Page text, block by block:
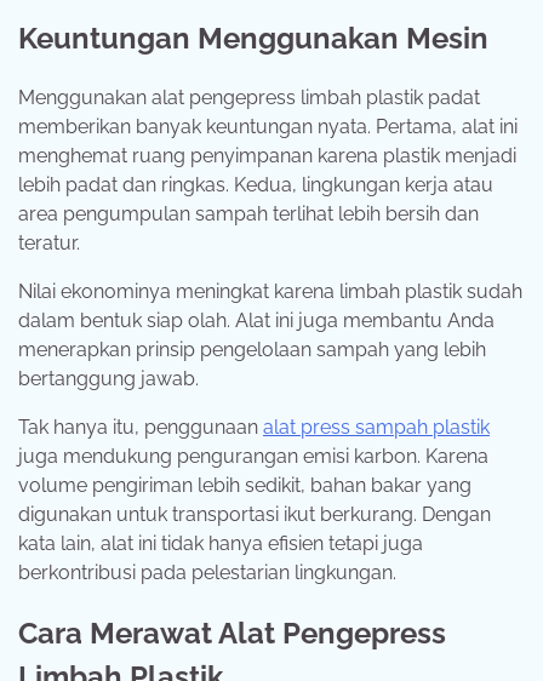
Keuntungan Menggunakan Mesin
Menggunakan alat pengepress limbah plastik padat
memberikan banyak keuntungan nyata. Pertama, alat ini
menghemat ruang penyimpanan karena plastik menjadi
lebih padat dan ringkas. Kedua, lingkungan kerja atau
area pengumpulan sampah terlihat lebih bersih dan
teratur.
Nilai ekonominya meningkat karena limbah plastik sudah
dalam bentuk siap olah. Alat ini juga membantu Anda
menerapkan prinsip pengelolaan sampah yang lebih
bertanggung jawab.
Tak hanya itu, penggunaan alat press sampah plastik
juga mendukung pengurangan emisi karbon. Karena
volume pengiriman lebih sedikit, bahan bakar yang
digunakan untuk transportasi ikut berkurang. Dengan
kata lain, alat ini tidak hanya efisien tetapi juga
berkontribusi pada pelestarian lingkungan.
Cara Merawat Alat Pengepress